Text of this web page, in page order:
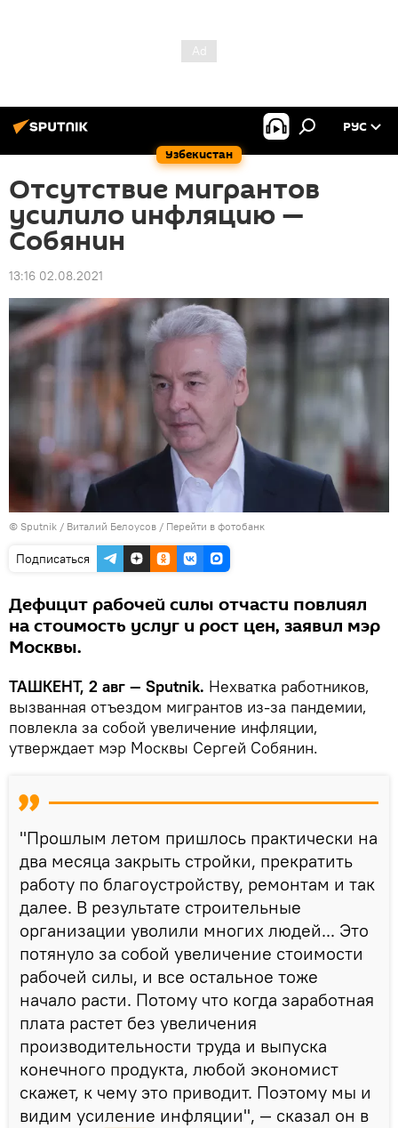
Узбекистан
РУС
Отсутствие мигрантов
усилило инфляцию —
Собянин
13:16 02.08.2021
© Sputnik / Виталий Белоусов / Перейти в фотобанк
Подписаться
Дефицит рабочей силы отчасти повлиял
на стоимость услуг и рост цен, заявил мэр
Москвы.
ТАШКЕНТ, 2 авг — Sputnik. Нехватка работников,
вызванная отъездом мигрантов из-за пандемии,
повлекла за собой увеличение инфляции,
утверждает мэр Москвы Сергей Собянин.
"Прошлым летом пришлось практически на
два месяца закрыть стройки, прекратить
работу по благоустройству, ремонтам и так
далее. В результате строительные
организации уволили многих людей... Это
потянуло за собой увеличение стоимости
рабочей силы, и все остальное тоже
начало расти. Потому что когда заработная
плата растет без увеличения
производительности труда и выпуска
конечного продукта, любой экономист
скажет, к чему это приводит. Поэтому мы и
видим усиление инфляции", — сказал он в